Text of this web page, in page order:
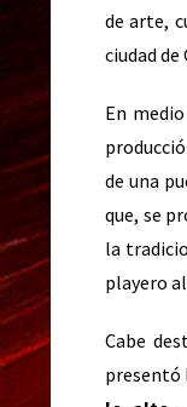
de arte,
ciudad de
En
de una
que, se
la
playero
Cabe
presentó